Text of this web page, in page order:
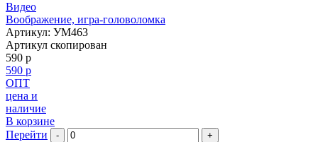
Видео
Воображение, игра-головоломка
Артикул: УМ463
Артикул скопирован
590 р
590 р
ОПТ
цена и
наличие
В корзине
Перейти
- +